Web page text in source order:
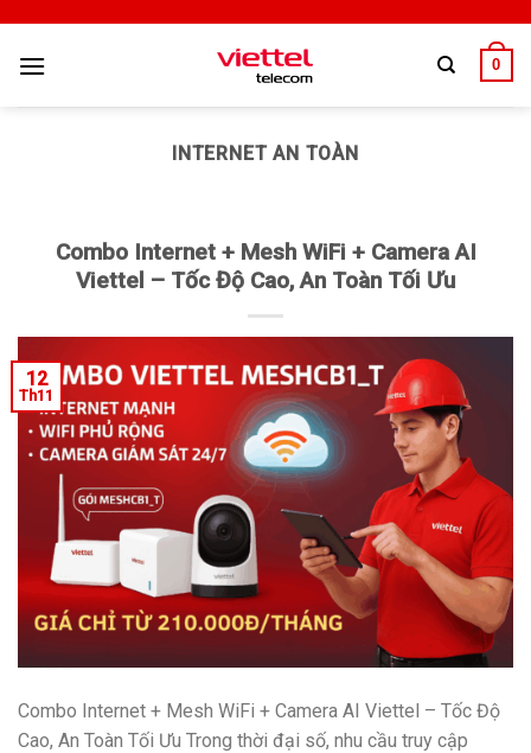
0
INTERNET AN TOÀN
Combo Internet + Mesh WiFi + Camera AI
Viettel – Tốc Độ Cao, An Toàn Tối Ưu
12
Th11
Combo Internet + Mesh WiFi + Camera AI Viettel – Tốc Độ
Cao, An Toàn Tối Ưu Trong thời đại số, nhu cầu truy cập